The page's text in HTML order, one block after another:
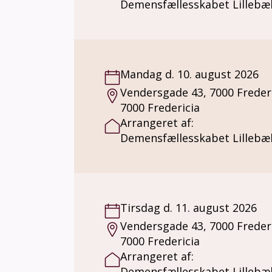
Demensfællesskabet
Mandag d. 10. august 2026
Vendersgade 43, 7000
7000 Fredericia
Arrangeret af:
Demensfællesskabet
Tirsdag d. 11. august 2026
Vendersgade 43, 7000
7000 Fredericia
Arrangeret af: